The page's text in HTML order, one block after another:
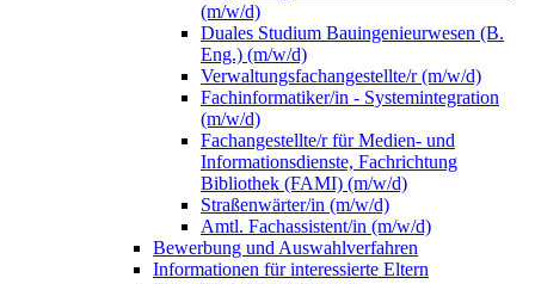
(m/w/d)
Duales Studium Bauingenieurwesen (B.
Eng.) (m/w/d)
Verwaltungsfachangestellte/r (m/w/d)
Fachinformatiker/in - Systemintegration
(m/w/d)
Fachangestellte/r für Medien- und
Informationsdienste, Fachrichtung
Bibliothek (FAMI) (m/w/d)
Straßenwärter/in (m/w/d)
Amtl. Fachassistent/in (m/w/d)
Bewerbung und Auswahlverfahren
Informationen für interessierte Eltern